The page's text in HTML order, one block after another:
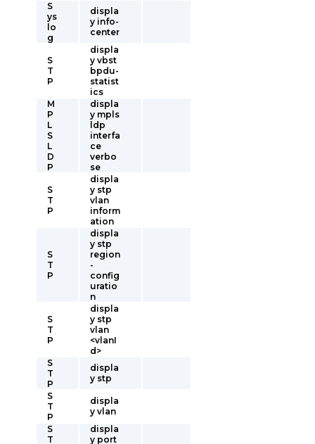
S
ys
lo
g
displa
y info-
center
S
T
P
displa
y vbst
bpdu-
statist
ics
M
P
L
S
L
D
P
displa
y mpls
ldp
interfa
ce
verbo
se
S
T
P
displa
y stp
vlan
inform
ation
S
T
P
displa
y stp
region
-
config
uratio
n
S
T
P
displa
y stp
vlan
<vlanI
d>
S
T
P
displa
y stp
S
T
P
displa
y vlan
S
T
displa
y port